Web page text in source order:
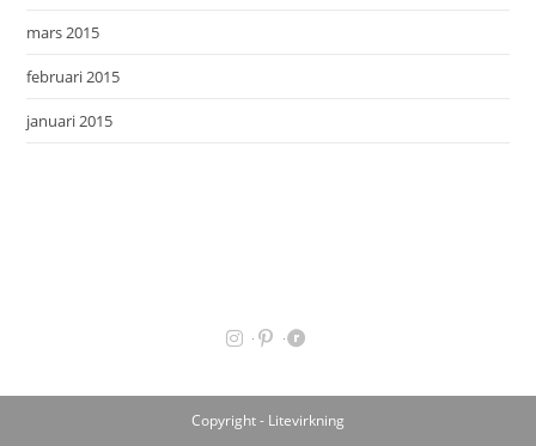
mars 2015
februari 2015
januari 2015
Copyright - Litevirkning